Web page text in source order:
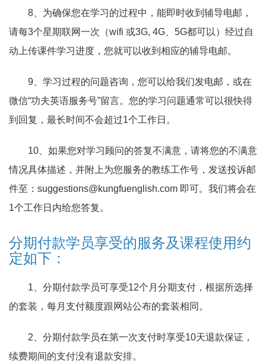
8、为确保您在学习的过程中，能即时收到辅导电邮，
请每3个星期联网一次（wifi 或3G, 4G、5G都可以）经过自
动上传课件学习进度，您就可以收到相应的辅导电邮。
9、学习过程的问题咨询，您可以给我们发电邮，或在
微信“功夫英语服务号”留言。您的学习问题通常可以很快得
到回复，最长时间不会超过1个工作日。
10、如果您对学习顾问的答复不满意，请将您的不满意
情况具体描述，并附上为您服务的教练工作号，发送投诉邮
件至：suggestions@kungfuenglish.com 即可。我们将会在
1个工作日内给您答复。
分期付款学员享受的服务及课程使用约
定如下：
1、分期付款学员可享受12个月分期支付，根据所选择
的套装，每月支付额度跟网站公布的套装相同。
2、分期付款学员在第一次支付时享受10天退款保证，
续费期间的支付没有退款安排。